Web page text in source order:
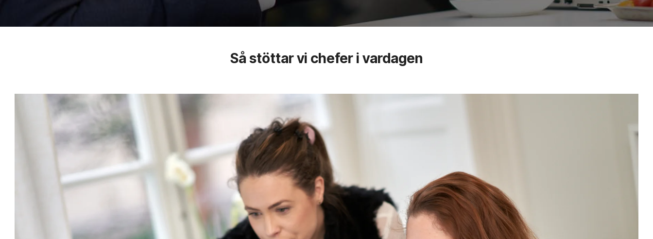
Så stöttar vi chefer i vardagen